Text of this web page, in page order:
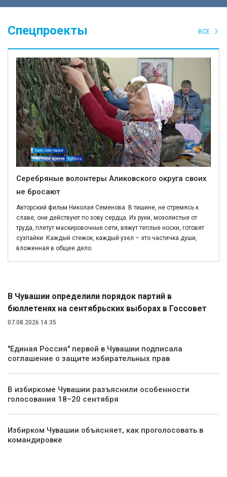
ВСЕ
Спецпроекты
Серебряные волонтеры Аликовского округа своих
не бросают
Авторский фильм Николая Семенова. В тишине, не стремясь к
славе, они действуют по зову сердца. Их руки, мозолистые от
труда, плетут маскировочные сети, вяжут теплые носки, готовят
сухпайки. Каждый стежок, каждый узел – это частичка души,
вложенная в общее дело.
В Чувашии определили порядок партий в
бюллетенях на сентябрьских выборах в Госсовет
07.08.2026 14:35
"Единая Россия" первой в Чувашии подписала
соглашение о защите избирательных прав
В избиркоме Чувашии разъяснили особенности
голосования 18–20 сентября
Избирком Чувашии объясняет, как проголосовать в
командировке